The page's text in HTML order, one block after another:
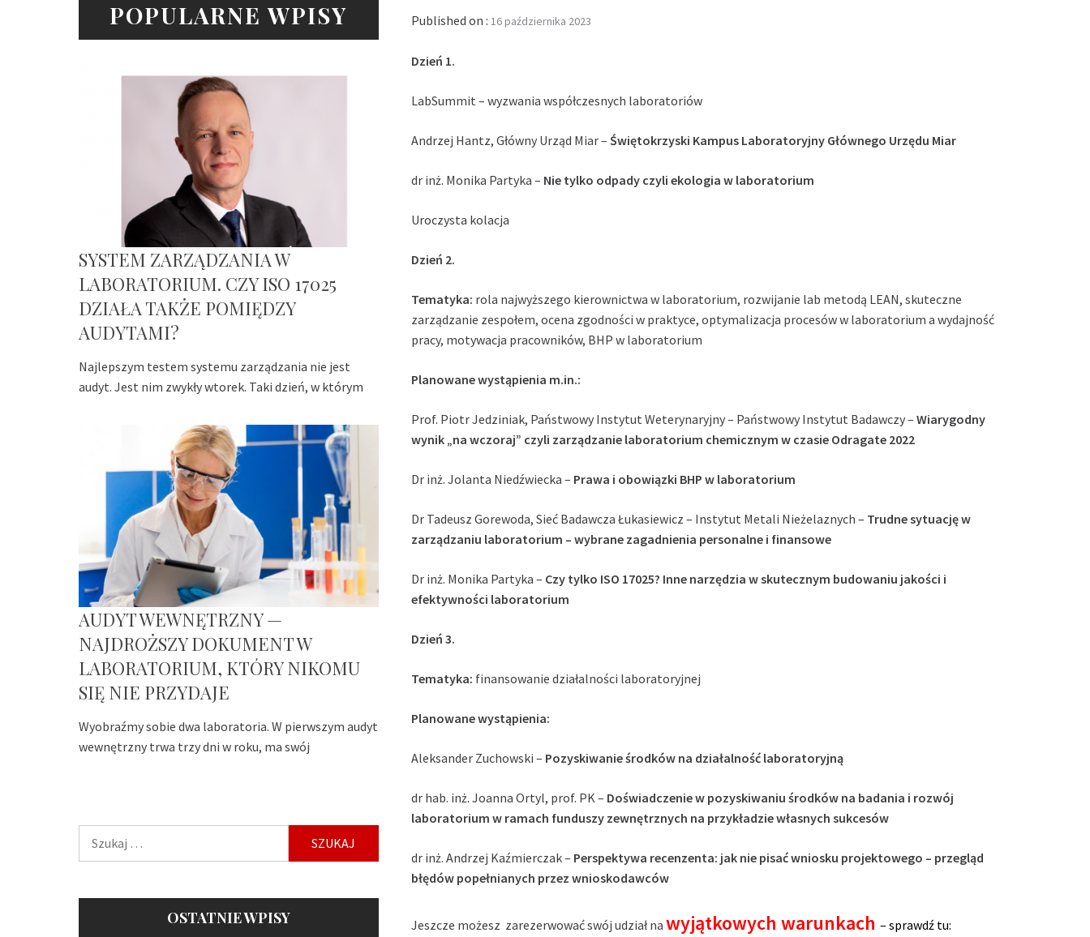
Published on :16 października 2023
Dzień 1.
LabSummit – wyzwania współczesnych laboratoriów
Andrzej Hantz, Główny Urząd Miar –Świętokrzyski Kampus Laboratoryjny Głównego Urzędu Miar
dr inż. Monika Partyka – Nie tylko odpady czyli ekologia w laboratorium
Uroczysta kolacja
Dzień 2.
Tematyka: rola najwyższego kierownictwa w laboratorium, rozwijanie lab metodą LEAN, skuteczne
zarządzanie zespołem, ocena zgodności w praktyce, optymalizacja procesów w laboratorium a wydajność
pracy, motywacja pracowników, BHP w laboratorium
Planowane wystąpienia m.in.:
Prof. Piotr Jedziniak, Państwowy Instytut Weterynaryjny – Państwowy Instytut Badawczy –Wiarygodny
wynik „na wczoraj” czyli zarządzanie laboratorium chemicznym w czasie Odragate 2022
Dr inż. Jolanta Niedźwiecka – Prawa i obowiązki BHP w laboratorium
Dr Tadeusz Gorewoda, Sieć Badawcza Łukasiewicz – Instytut Metali Nieżelaznych – Trudne sytuację w
zarządzaniu laboratorium – wybrane zagadnienia personalne i finansowe
Dr inż. Monika Partyka – Czy tylko ISO 17025? Inne narzędzia w skutecznym budowaniu jakości i
efektywności laboratorium
Dzień 3.
Tematyka: finansowanie działalności laboratoryjnej
Planowane wystąpienia:
Aleksander Zuchowski – Pozyskiwanie środków na działalność laboratoryjną
dr hab. inż. Joanna Ortyl, prof. PK – Doświadczenie w pozyskiwaniu środków na badania i rozwój
laboratorium w ramach funduszy zewnętrznych na przykładzie własnych sukcesów
dr inż. Andrzej Kaźmierczak – Perspektywa recenzenta: jak nie pisać wniosku projektowego – przegląd
błędów popełnianych przez wnioskodawców
Jeszcze możesz zarezerwować swój udział nawyjątkowych warunkach– sprawdź tu:
POPULARNE WPISY
SYSTEM ZARZĄDZANIA W
LABORATORIUM. CZY ISO 17025
DZIAŁA TAKŻE POMIĘDZY
AUDYTAMI?
Najlepszym testem systemu zarządzania nie jest
audyt. Jest nim zwykły wtorek. Taki dzień, w którym
AUDYT WEWNĘTRZNY —
NAJDROŻSZY DOKUMENT W
LABORATORIUM, KTÓRY NIKOMU
SIĘ NIE PRZYDAJE
Wyobraźmy sobie dwa laboratoria. W pierwszym audyt
wewnętrzny trwa trzy dni w roku, ma swój
OSTATNIE WPISY